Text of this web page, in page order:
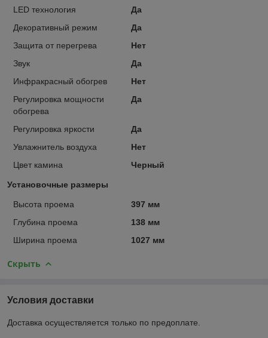
LED технология
Да
Декоративный режим
Да
Защита от перегрева
Нет
Звук
Да
Инфракрасный обогрев
Нет
Регулировка мощности
обогрева
Да
Регулировка яркости
Да
Увлажнитель воздуха
Нет
Цвет камина
Черный
Установочные размеры
Высота проема
397 мм
Глубина проема
138 мм
Ширина проема
1027 мм
Скрыть
Условия доставки
Доставка осуществляется только по предоплате.